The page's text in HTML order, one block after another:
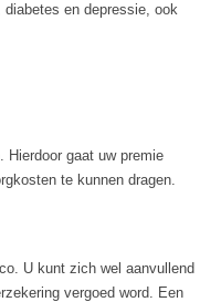
en depressie, ook
Hierdoor gaat uw premie
te kunnen dragen.
U kunt zich wel aanvullend
vergoed word. Een